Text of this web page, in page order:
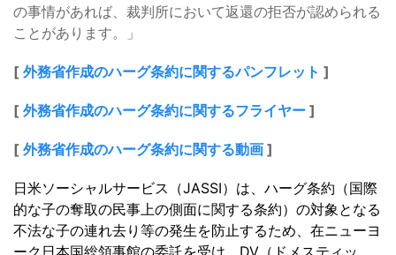
の事情があれば、裁判所において返還の拒否が認められる
ことがあります。」
[ 外務省作成のハーグ条約に関するパンフレット ]
[ 外務省作成のハーグ条約に関するフライヤー ]
[ 外務省作成のハーグ条約に関する動画 ]
日米ソーシャルサービス（JASSI）は、ハーグ条約（国際
的な子の奪取の民事上の側面に関する条約）の対象となる
不法な子の連れ去り等の発生を防止するため、在ニューヨ
ーク日本国総領事館の委託を受け、DV（ドメスティッ